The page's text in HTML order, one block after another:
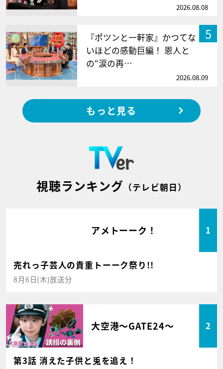
2026.08.08
5
『ポツンと一軒家』かつてな
いほどの感動巨編！ 恩人と
の“涙の再…
2026.08.09
もっと見る
視聴ランキング （テレビ朝日）
アメトーーク！ 1
売れっ子芸人の貴重トーーク祭り!!
8月6日(木)放送分
大空港～GATE24～ 2
第3話 消えた子供と兎を追え！